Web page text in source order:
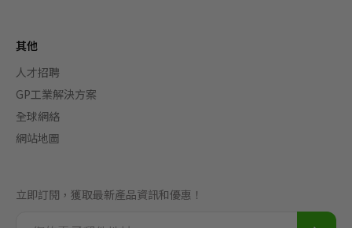
其他
人才招聘
GP工業解決方案
全球網絡
網站地圖
立即訂閱，獲取最新產品資訊和優惠！